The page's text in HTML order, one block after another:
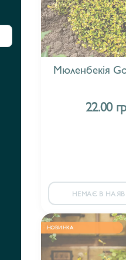
Мюленбекія
22.00
НЕМАЄ В
НОВИНКА